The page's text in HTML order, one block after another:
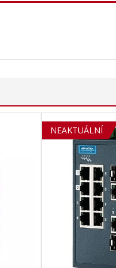
NEAKTUÁLNÍ